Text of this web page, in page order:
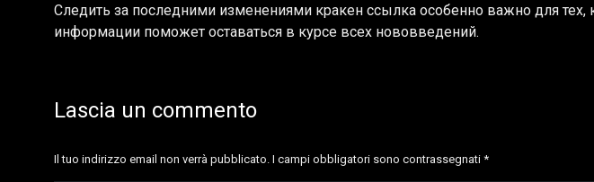
Следить за последними изменениями кракен ссылка особенно важно для тех,
информации поможет оставаться в курсе всех нововведений.
Lascia un commento
Il tuo indirizzo email non verrà pubblicato. I campi obbligatori sono contrassegnati *